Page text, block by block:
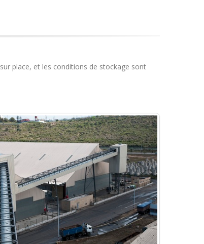
sur place, et les conditions de stockage sont